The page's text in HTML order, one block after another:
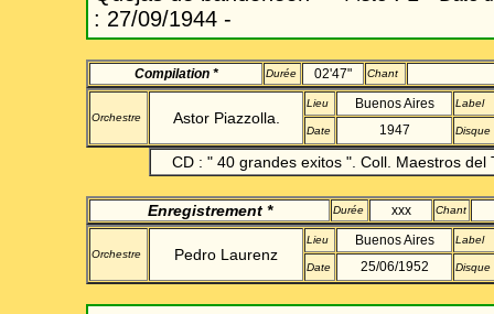
: 27/09/1944 -
Compilation * Durée 02'47" Chant
Orchestre Astor Piazzolla
Lieu Buenos Aires Label
Date 1947 Disque
CD : " 40 grandes exitos ". Coll. Maestros del
Enregistrement * Durée xxx Chant
Orchestre Pedro Laurenz
Lieu Buenos Aires Label
Date 25/06/1952 Disque